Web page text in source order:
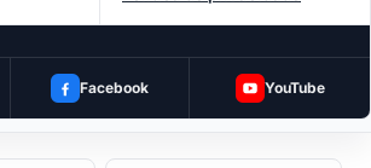
Facebook YouTube
a notícia — manda no